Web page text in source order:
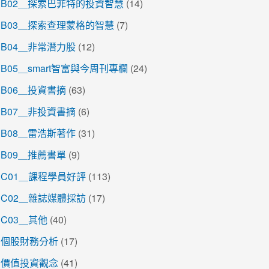
B02＿探索巴菲特的投資智慧 (14)
B03＿探索查理蒙格的智慧 (7)
B04＿非常潛力股 (12)
B05＿smart智富與今周刊專欄 (24)
B06＿投資書摘 (63)
B07＿非投資書摘 (6)
B08＿雷浩斯著作 (31)
B09＿推薦書單 (9)
C01＿課程學員好評 (113)
C02＿雜誌媒體採訪 (17)
C03＿其他 (40)
個股財務分析 (17)
價值投資觀念 (41)